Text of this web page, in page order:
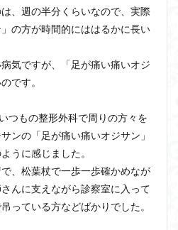
、週の半分くらいなので、実際
の方が時間的にははるかに長い
気ですが、「足が痛い痛いオジ
です。
つもの整形外科で周りの方々を
ンの「足が痛い痛いオジサン」
うに感じました。
、松葉杖で一歩一歩確かめなが
んに支えながら診察室に入って
っている方などばかりでした。